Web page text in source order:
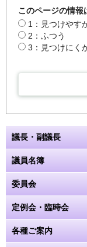
このページの情報
1：見つけやす
2：ふつう
3：見つけにく
議長・副議長
議員名簿
委員会
定例会・臨時会
各種ご案内